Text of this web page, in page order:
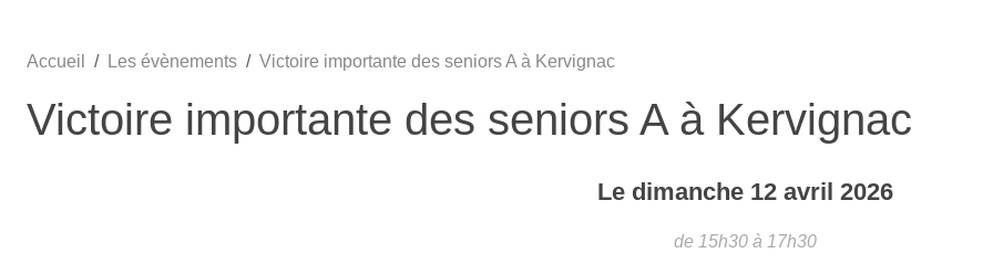
Accueil Les évènements Victoire importante des seniors A à Kervignac
Victoire importante des seniors A à Kervignac
Le dimanche 12 avril 2026
de 15h30 à 17h30